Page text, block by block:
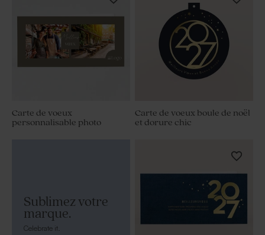
Sublimez votre
marque.
Celebrate it.
Carte de voeux
personnalisable photo
Carte de voeux boule de noël
et dorure chic